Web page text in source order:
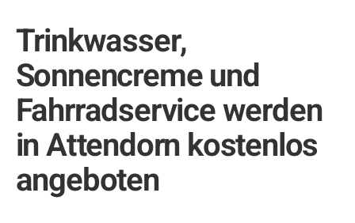
Trinkwasser,
Sonnencreme und
Fahrradservice werden
in Attendorn kostenlos
angeboten